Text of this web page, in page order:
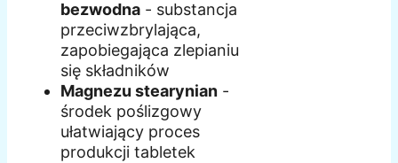
bezwodna - substancja
przeciwzbrylająca,
zapobiegająca zlepianiu
się składników
Magnezu stearynian -
środek poślizgowy
ułatwiający proces
produkcji tabletek